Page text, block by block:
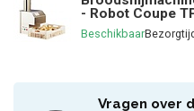
- Robot Coupe
Beschikbaar
Vragen over